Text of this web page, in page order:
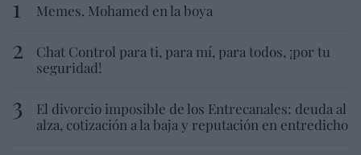
Memes. Mohamed en la boya
Chat Control para ti, para mí, para todos, ¡por tu
seguridad!
El divorcio imposible de los Entrecanales: deuda al
alza, cotización a la baja y reputación en entredicho